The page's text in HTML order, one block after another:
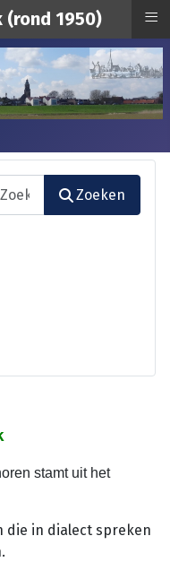
Zoeken
stamt uit het
die in dialect spreken
(rond 1950) ≡